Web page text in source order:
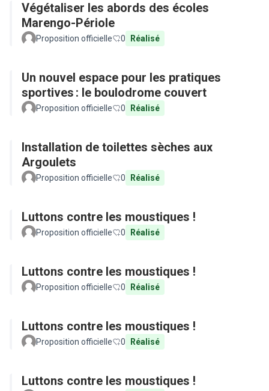
Végétaliser les abords des écoles
Marengo-Périole
Proposition officielle 0 Réalisé
Un nouvel espace pour les pratiques
sportives : le boulodrome couvert
Proposition officielle 0 Réalisé
Installation de toilettes sèches aux
Argoulets
Proposition officielle 0 Réalisé
Luttons contre les moustiques !
Proposition officielle 0 Réalisé
Luttons contre les moustiques !
Proposition officielle 0 Réalisé
Luttons contre les moustiques !
Proposition officielle 0 Réalisé
Luttons contre les moustiques !